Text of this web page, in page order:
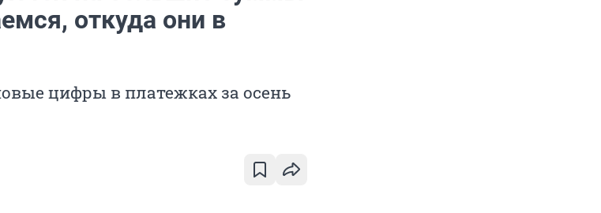
откуда они в
цифры в платежках за осень